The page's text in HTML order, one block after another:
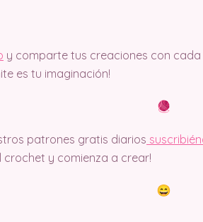
y comparte tus creaciones con
es tu imaginación!
patrones gratis diarios
y comienza a crear!